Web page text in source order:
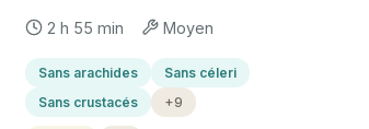
2 h 55 min Moyen
Sans arachides
Sans céleri
Sans crustacés
+9